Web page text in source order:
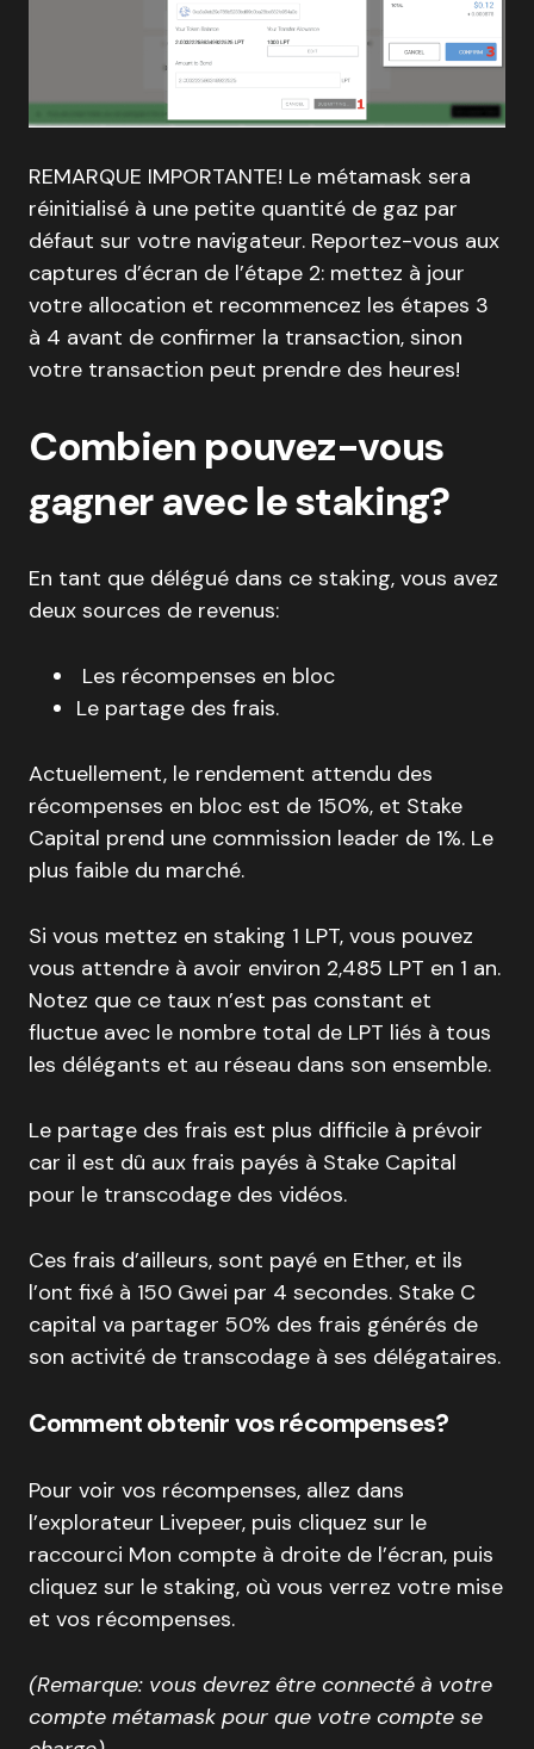
REMARQUE IMPORTANTE! Le métamask sera
réinitialisé à une petite quantité de gaz par
défaut sur votre navigateur. Reportez-vous aux
captures d’écran de l’étape 2: mettez à jour
votre allocation et recommencez les étapes 3
à 4 avant de confirmer la transaction, sinon
votre transaction peut prendre des heures!
Combien pouvez-vous
gagner avec le staking?
En tant que délégué dans ce staking, vous avez
deux sources de revenus:
Les récompenses en bloc
Le partage des frais.
Actuellement, le rendement attendu des
récompenses en bloc est de 150%, et Stake
Capital prend une commission leader de 1%. Le
plus faible du marché.
Si vous mettez en staking 1 LPT, vous pouvez
vous attendre à avoir environ 2,485 LPT en 1 an.
Notez que ce taux n’est pas constant et
fluctue avec le nombre total de LPT liés à tous
les délégants et au réseau dans son ensemble.
Le partage des frais est plus difficile à prévoir
car il est dû aux frais payés à Stake Capital
pour le transcodage des vidéos.
Ces frais d’ailleurs, sont payé en Ether, et ils
l’ont fixé à 150 Gwei par 4 secondes. Stake C
capital va partager 50% des frais générés de
son activité de transcodage à ses délégataires.
Comment obtenir vos récompenses?
Pour voir vos récompenses, allez dans
l’explorateur Livepeer, puis cliquez sur le
raccourci Mon compte à droite de l’écran, puis
cliquez sur le staking, où vous verrez votre mise
et vos récompenses.
(Remarque: vous devrez être connecté à votre
compte métamask pour que votre compte se